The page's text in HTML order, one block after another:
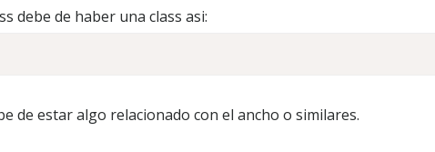
debe de haber una class asi:
de estar algo relacionado con el ancho o similares.